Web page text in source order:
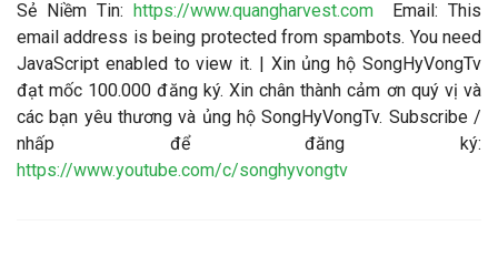
Sẻ Niềm Tin: https://www.quangharvest.comEmail: This
email address is being protected from spambots. You need
JavaScript enabled to view it. | Xin ủng hộ SongHyVongTv
đạt mốc 100.000 đăng ký. Xin chân thành cảm ơn quý vị và
các bạn yêu thương và ủng hộ SongHyVongTv. Subscribe /
nhấp để đăng ký:
https://www.youtube.com/c/songhyvongtv